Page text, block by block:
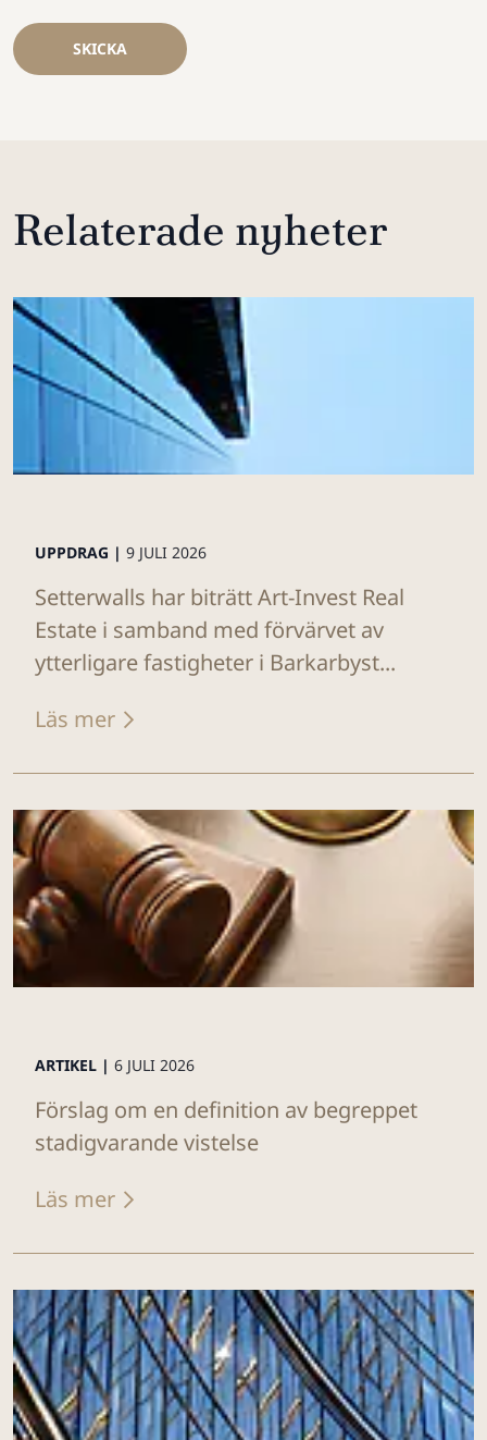
SKICKA
Relaterade nyheter
UPPDRAG | 9 JULI 2026
Setterwalls har biträtt Art-Invest Real
Estate i samband med förvärvet av
ytterligare fastigheter i Barkarbyst...
Läs mer
ARTIKEL | 6 JULI 2026
Förslag om en definition av begreppet
stadigvarande vistelse
Läs mer